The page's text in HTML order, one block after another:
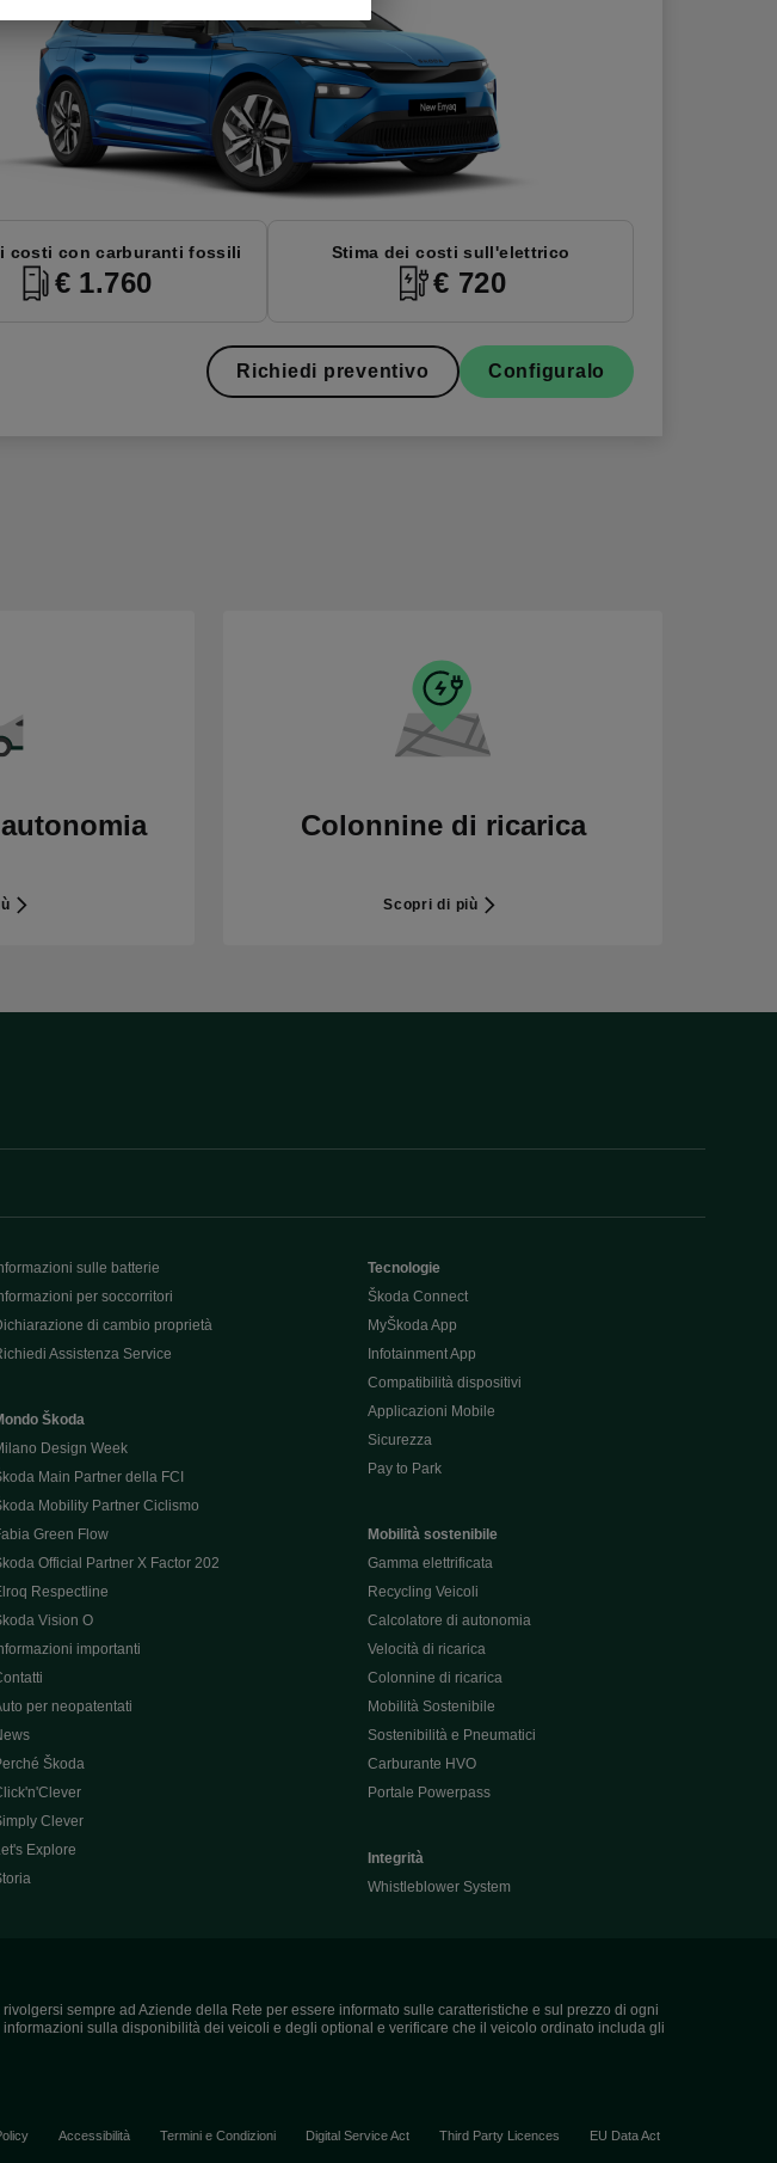
costi con carburanti fossili
€ 1.760
Stima dei costi sull'elettrico
€ 720
Richiedi preventivo Configuralo
Colonnine di ricarica
Scopri di più
sulle batterie
per soccorritori
di cambio proprietà
Assistenza Service
Škoda
Design Week
Main Partner della FCI
Mobility Partner Ciclismo
Green Flow
Official Partner X Factor 202
Respectline
Vision O
importanti
per neopatentati
Škoda
Clever
Explore
Tecnologie
Škoda Connect
MyŠkoda App
Infotainment App
Compatibilità dispositivi
Applicazioni Mobile
Sicurezza
Pay to Park
Mobilità sostenibile
Gamma elettrificata
Recycling Veicoli
Calcolatore di autonomia
Velocità di ricarica
Colonnine di ricarica
Mobilità Sostenibile
Sostenibilità e Pneumatici
Carburante HVO
Portale Powerpass
Integrità
Whistleblower System
sempre ad Aziende della Rete per essere informato sulle caratteristiche e sul prezzo di ogni
sulla disponibilità dei veicoli e degli optional e verificare che il veicolo ordinato includa gli
Accessibilità Termini e Condizioni Digital Service Act Third Party Licences EU Data Act